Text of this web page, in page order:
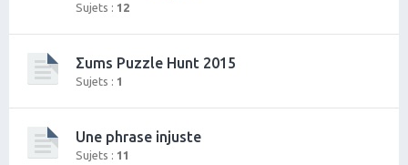
Sujets : 12
Σums Puzzle Hunt 2015
Sujets : 1
Une phrase injuste
Sujets : 11